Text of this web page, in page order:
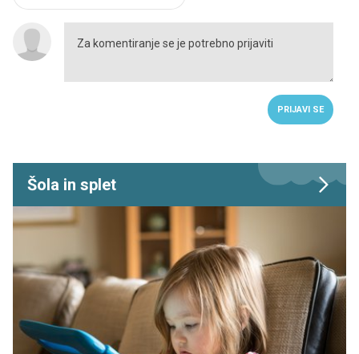
PRIJAVI SE
Šola in splet